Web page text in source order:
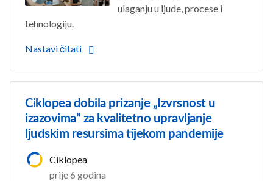
ulaganju u ljude, procese i
tehnologiju.
Nastavi čitati
Ciklopea dobila prizanje „Izvrsnost u
izazovima” za kvalitetno upravljanje
ljudskim resursima tijekom pandemije
Ciklopea
prije 6 godina